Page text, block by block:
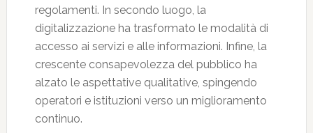
regolamenti. In secondo luogo, la
digitalizzazione ha trasformato le modalità di
accesso ai servizi e alle informazioni. Infine, la
crescente consapevolezza del pubblico ha
alzato le aspettative qualitative, spingendo
operatori e istituzioni verso un miglioramento
continuo.